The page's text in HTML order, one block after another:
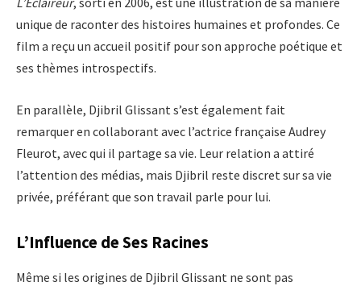
unique de raconter des histoires humaines et profondes. Ce
film a reçu un accueil positif pour son approche poétique et
ses thèmes introspectifs.
En parallèle, Djibril Glissant s’est également fait
remarquer en collaborant avec l’actrice française Audrey
Fleurot, avec qui il partage sa vie. Leur relation a attiré
l’attention des médias, mais Djibril reste discret sur sa vie
privée, préférant que son travail parle pour lui.
L’Influence de Ses Racines
Même si les origines de Djibril Glissant ne sont pas